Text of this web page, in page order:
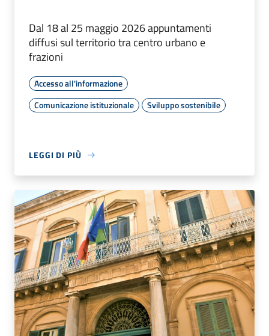
Dal 18 al 25 maggio 2026 appuntamenti
diffusi sul territorio tra centro urbano e
frazioni
Accesso all'informazione
Comunicazione istituzionale
Sviluppo sostenibile
LEGGI DI PIÙ